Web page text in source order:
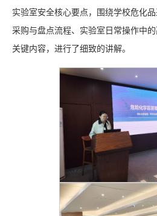
实验室安全核心要点，围绕学校危化
采购与盘点流程、实验室日常操作中
关键内容，进行了细致的讲解。